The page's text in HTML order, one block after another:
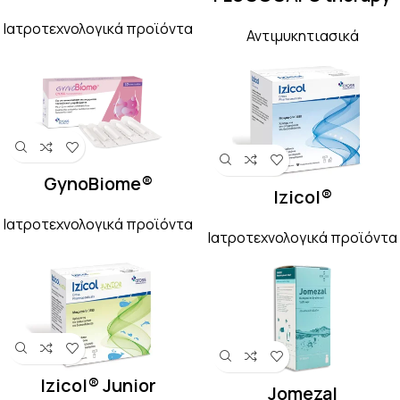
Ιατροτεχνολογικά προϊόντα Αντιμυκητιασικά
GynoBiome®
Ιατροτεχνολογικά προϊόντα
Izicol®
Ιατροτεχνολογικά προϊόντα
Izicol® Junior Jomezal